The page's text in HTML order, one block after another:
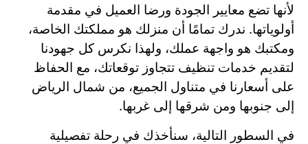
لأنها تضع معايير الجودة ورضا العميل في مقدمة
أولوياتها. ندرك تمامًا أن منزلك هو مملكتك الخاصة،
ومكتبك هو واجهة عملك، ولهذا نكرس كل جهودنا
لتقديم خدمات تنظيف تتجاوز توقعاتك، مع الحفاظ
على أسعارنا في متناول الجميع، من شمال الرياض
إلى جنوبها ومن شرقها إلى غربها.
في السطور التالية، سنأخذك في رحلة تفصيلية